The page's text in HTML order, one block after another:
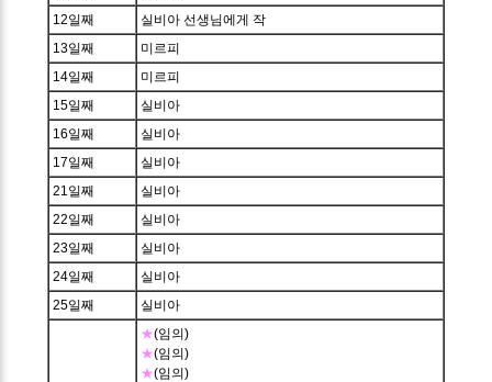
12일째
실비아 선생님에게 작
13일째
미르피
14일째
미르피
15일째
실비아
16일째
실비아
17일째
실비아
21일째
실비아
22일째
실비아
23일째
실비아
24일째
실비아
25일째
실비아
★(임의)
★(임의)
★(임의)